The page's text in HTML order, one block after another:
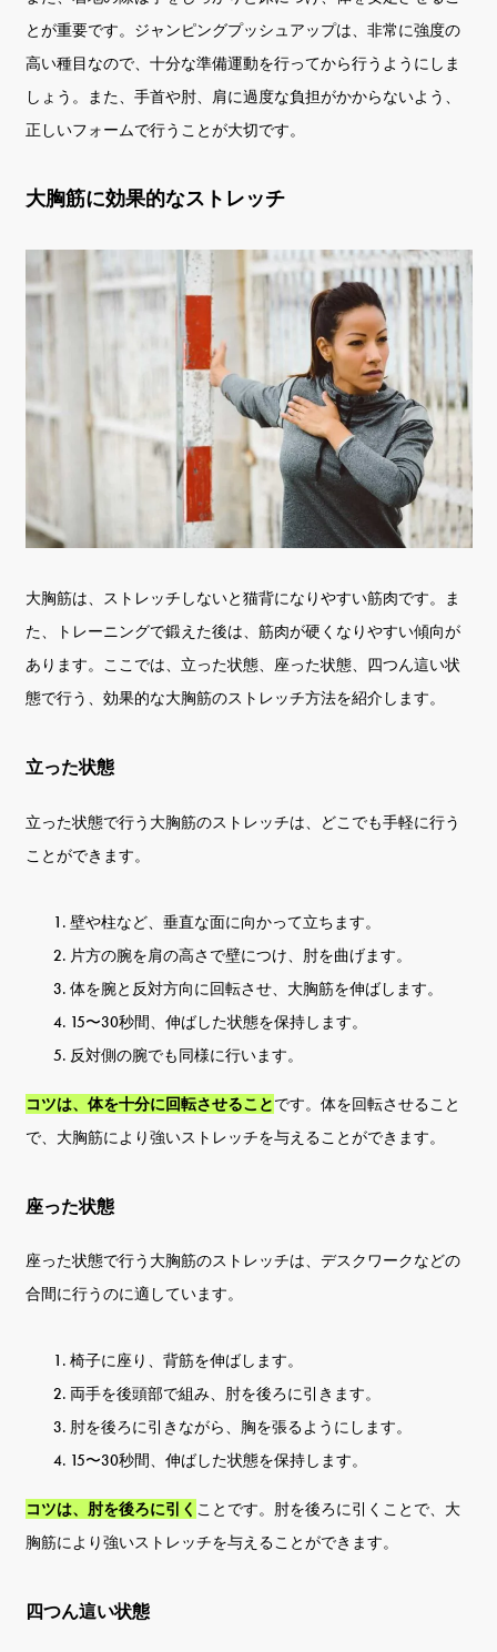
とが重要です。ジャンピングプッシュアップは、非常に強度の
高い種目なので、十分な準備運動を行ってから行うようにしま
しょう。また、手首や肘、肩に過度な負担がかからないよう、
正しいフォームで行うことが大切です。
大胸筋に効果的なストレッチ
大胸筋は、ストレッチしないと猫背になりやすい筋肉です。ま
た、トレーニングで鍛えた後は、筋肉が硬くなりやすい傾向が
あります。ここでは、立った状態、座った状態、四つん這い状
態で行う、効果的な大胸筋のストレッチ方法を紹介します。
立った状態
立った状態で行う大胸筋のストレッチは、どこでも手軽に行う
ことができます。
壁や柱など、垂直な面に向かって立ちます。
片方の腕を肩の高さで壁につけ、肘を曲げます。
体を腕と反対方向に回転させ、大胸筋を伸ばします。
15〜30秒間、伸ばした状態を保持します。
反対側の腕でも同様に行います。
コツは、体を十分に回転させることです。体を回転させること
で、大胸筋により強いストレッチを与えることができます。
座った状態
座った状態で行う大胸筋のストレッチは、デスクワークなどの
合間に行うのに適しています。
椅子に座り、背筋を伸ばします。
両手を後頭部で組み、肘を後ろに引きます。
肘を後ろに引きながら、胸を張るようにします。
15〜30秒間、伸ばした状態を保持します。
コツは、肘を後ろに引く ことです。肘を後ろに引くことで、大
胸筋により強いストレッチを与えることができます。
四つん這い状態